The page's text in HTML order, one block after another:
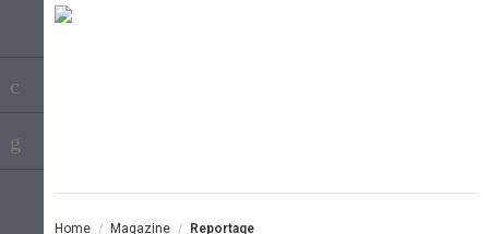
Home / Magazine / Reportage